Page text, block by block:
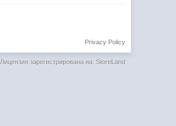
Privacy Policy
Лицензия зарегистрирована на: StoreLand